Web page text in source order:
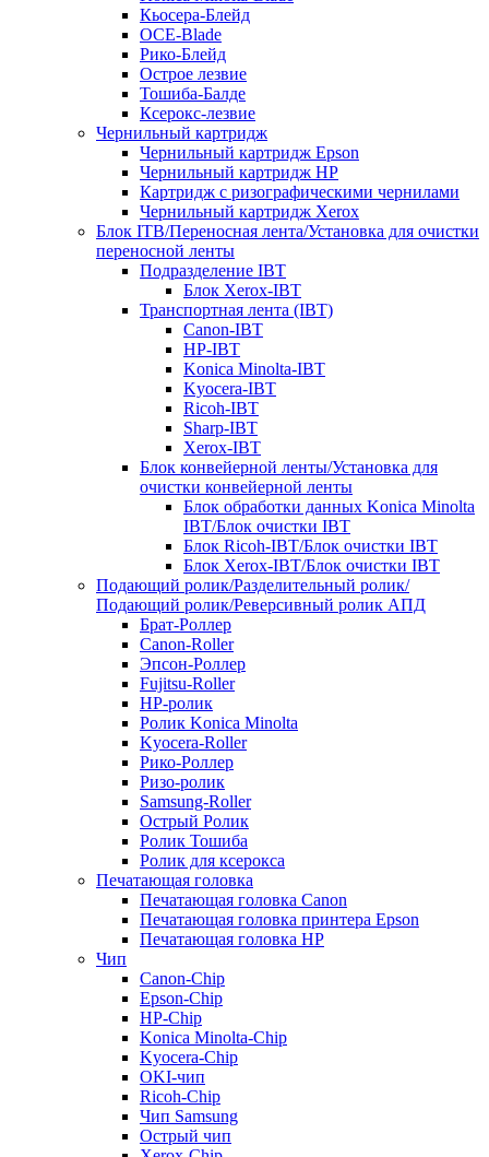
Кьосера-Блейд
OCE-Blade
Рико-Блейд
Острое лезвие
Тошиба-Балде
Ксерокс-лезвие
Чернильный картридж
Чернильный картридж Epson
Чернильный картридж HP
Картридж с ризографическими чернилами
Чернильный картридж Xerox
Блок ITB/Переносная лента/Установка для очистки
переносной ленты
Подразделение IBT
Блок Xerox-IBT
Транспортная лента (IBT)
Canon-IBT
HP-IBT
Konica Minolta-IBT
Kyocera-IBT
Ricoh-IBT
Sharp-IBT
Xerox-IBT
Блок конвейерной ленты/Установка для
очистки конвейерной ленты
Блок обработки данных Konica Minolta
IBT/Блок очистки IBT
Блок Ricoh-IBT/Блок очистки IBT
Блок Xerox-IBT/Блок очистки IBT
Подающий ролик/Разделительный ролик/
Подающий ролик/Реверсивный ролик АПД
Брат-Роллер
Canon-Roller
Эпсон-Роллер
Fujitsu-Roller
HP-ролик
Ролик Konica Minolta
Kyocera-Roller
Рико-Роллер
Ризо-ролик
Samsung-Roller
Острый Ролик
Ролик Тошиба
Ролик для ксерокса
Печатающая головка
Печатающая головка Canon
Печатающая головка принтера Epson
Печатающая головка HP
Чип
Canon-Chip
Epson-Chip
HP-Chip
Konica Minolta-Chip
Kyocera-Chip
OKI-чип
Ricoh-Chip
Чип Samsung
Острый чип